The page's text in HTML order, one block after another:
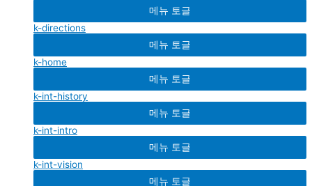
메뉴 토글
k-directions
메뉴 토글
k-home
메뉴 토글
k-int-history
메뉴 토글
k-int-intro
메뉴 토글
k-int-vision
메뉴 토글